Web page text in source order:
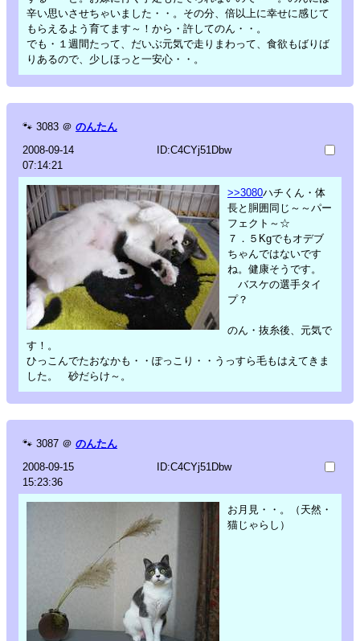
辛い思いさせちゃいました・・。その分、倍以上に幸せに感じて
もらえるよう育てます～！から・許してのん・・。
でも・１週間たって、だいぶ元気で走りまわって、食欲もばりば
りあるので、少しほっと一安心・・。
🐾 3083 ＠ のんたん
2008-09-14
07:14:21
ID:C4CYj51Dbw
>>3080ハチくん・体
長と胴囲同じ～～パー
フェクト～☆
７．５Kgでもオデブ
ちゃんではないです
ね。健康そうです。
バスケの選手タイ
プ？
のん・抜糸後、元気で
す！。
ひっこんでたおなかも・・ぽっこり・・うっすら毛もはえてきま
した。 砂だらけ～。
🐾 3087 ＠ のんたん
2008-09-15
15:23:36
ID:C4CYj51Dbw
お月見・・。（天然・
猫じゃらし）